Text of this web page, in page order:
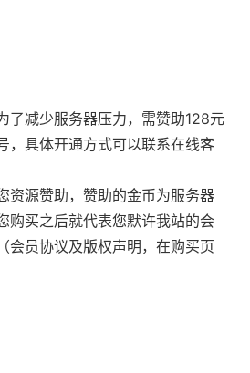
了减少服务器压力，需赞助128元
，具体开通方式可以联系在线客
资源赞助，赞助的金币为服务器
购买之后就代表您默许我站的会
会员协议及版权声明，在购买页